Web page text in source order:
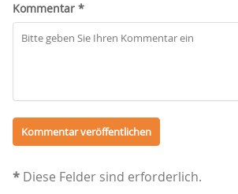
Kommentar *
* Diese Felder sind erforderlich.